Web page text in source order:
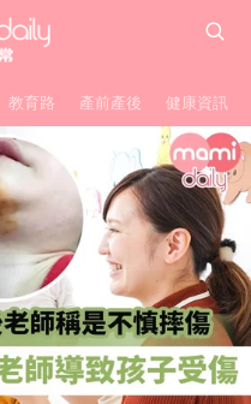
教育路 產前產後 健康資訊